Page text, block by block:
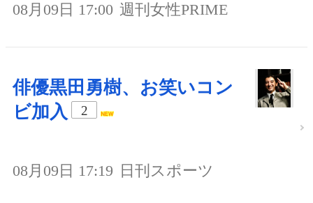
08月09日 17:00 週刊女性PRIME
俳優黒田勇樹、お笑いコン
ビ加入
2
08月09日 17:19 日刊スポーツ